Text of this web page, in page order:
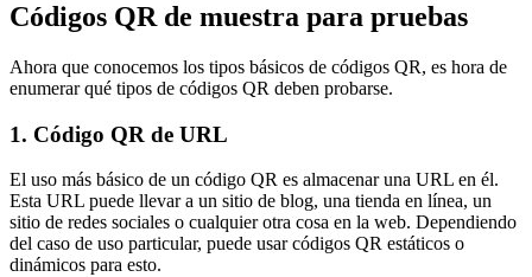
Códigos QR de muestra para pruebas
Ahora que conocemos los tipos básicos de códigos QR, es hora de
enumerar qué tipos de códigos QR deben probarse.
1. Código QR de URL
El uso más básico de un código QR es almacenar una URL en él.
Esta URL puede llevar a un sitio de blog, una tienda en línea, un
sitio de redes sociales o cualquier otra cosa en la web. Dependiendo
del caso de uso particular, puede usar códigos QR estáticos o
dinámicos para esto.